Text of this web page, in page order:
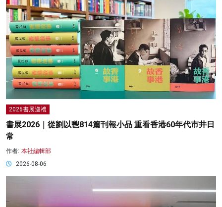
2026書展巡禮
書展2026｜從劉以鬯814篇刊報小品 重看香港60年代市井日
常
作者: 本社編輯部
2026-08-06